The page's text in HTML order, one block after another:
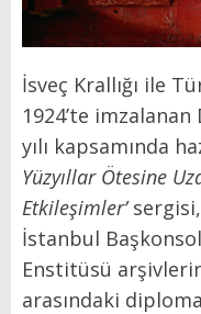
İsveç Krallığı ile
1924’te imzalanan
yılı kapsamında
Yüzyıllar Ötesine
Etkileşimler’sergisi,
İstanbul
Enstitüsü
arasındaki